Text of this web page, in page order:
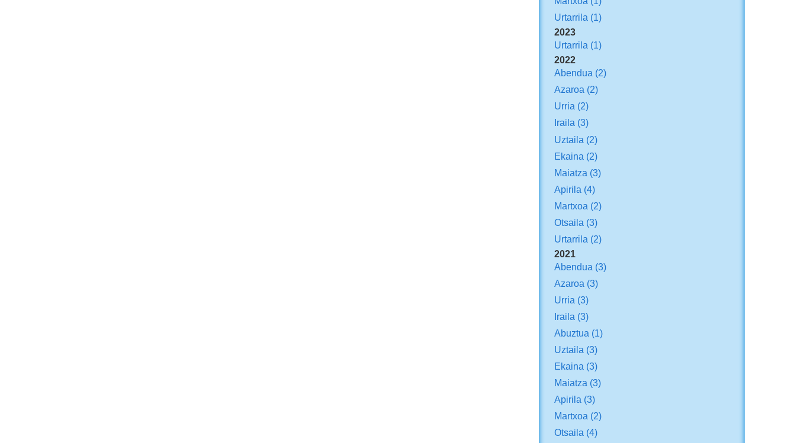
Urtarrila (1)
2023
Urtarrila (1)
2022
Abendua (2)
Azaroa (2)
Urria (2)
Iraila (3)
Uztaila (2)
Ekaina (2)
Maiatza (3)
Apirila (4)
Martxoa (2)
Otsaila (3)
Urtarrila (2)
2021
Abendua (3)
Azaroa (3)
Urria (3)
Iraila (3)
Abuztua (1)
Uztaila (3)
Ekaina (3)
Maiatza (3)
Apirila (3)
Martxoa (2)
Otsaila (4)